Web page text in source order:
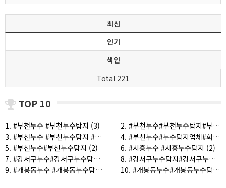
최신
인기
색인
Total 221
TOP 10
1. #부천누수 #부천누수탐지 (3)
2. #부천누수#부천누수탐지#부천누수공사#부천누수전문 (3)
3. #부천누수 #부천누수탐지 #누수탐지 #누수탐지업체 (2)
4. #부천누수#누수탐지업체#화장실천장누수#배관누수#누수공사업체#누수전문업체#상가누수 (2)
5. #부천누수#부천누수탐지 (2)
6. #시흥누수 #시흥누수탐지 (2)
7. #강서구누수#강서구누수탐지#강서구누수공사#강서구누수전문 (1)
8. #강서구누수탐지#강서구누수탐지업체#강서구누수#누수탐지업체 (1)
9. #개봉동누수 #개봉동누수탐지#누수탐지#누수탐지비용#누수공사비용 (1)
10. #개봉동누수#개봉동누수탐지 (1)